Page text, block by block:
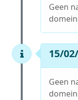
Geen
15/
Geen